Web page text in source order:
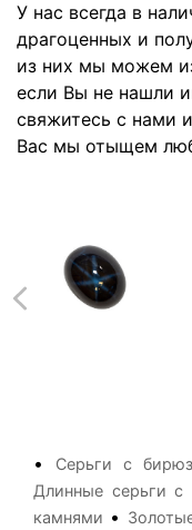
У нас всегда в
драгоценных и
из них мы можем
если Вы не нашли
свяжитесь с нами
Вас мы отыщем
• Серьги с
Длинные серьги с
камнями •